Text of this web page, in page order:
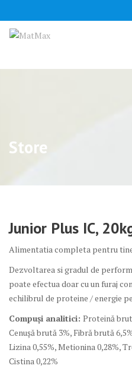
to
content
Store
Junior Plus IC,
Alimentatia completa pentru
Dezvoltarea si gradul de
poate efectua doar cu un furaj
echilibrul de proteine / energie
Compuși analitici: Proteină
Cenușă brută 3%, Fibră brută6,5
Lizina0,55%,Metionina0,28%,
Cistina0,22%